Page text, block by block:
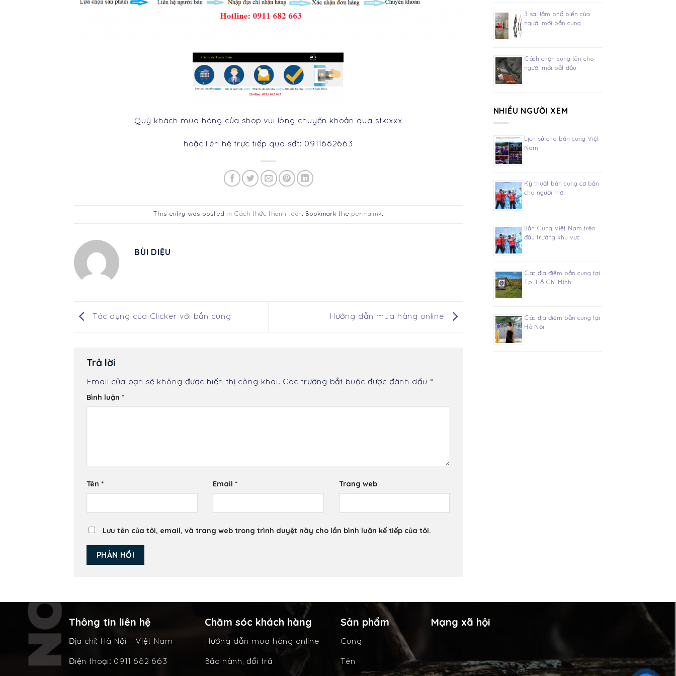
Quý khách mua hàng của shop vui lòng chuyển khoản qua stk:xxx
hoặc liên hệ trực tiếp qua sđt: 0911682663
This entry was posted in Cách thức thanh toán. Bookmark the permalink.
BÙI DIỆU
Tác dụng của Clicker với bắn cung Hướng dẫn mua hàng online
Trả lời
Email của bạn sẽ không được hiển thị công khai. Các trường bắt buộc được đánh dấu *
Bình luận *
Tên * Email * Trang web
Lưu tên của tôi, email, và trang web trong trình duyệt này cho lần bình luận kế tiếp của tôi.
3 sai lầm phổ biến của
người mới bắn cung
Cách chọn cung tên cho
người mới bắt đầu
NHIỀU NGƯỜI XEM
Lịch sử cho bắn cung Việt
Nam
Kỹ thuật bắn cung cơ bản
cho người mới
Bắn Cung Việt Nam trên
đấu trường khu vực
Các địa điểm bắn cung tại
Tp. Hồ Chí Minh
Các địa điểm bắn cung tại
Hà Nội
Thông tin liên hệ
Địa chỉ: Hà Nội - Việt Nam
Điện thoại: 0911 682 663
Chăm sóc khách hàng
Hướng dẫn mua hàng online
Bảo hành, đổi trả
Sản phẩm
Cung
Tên
Mạng xã hội